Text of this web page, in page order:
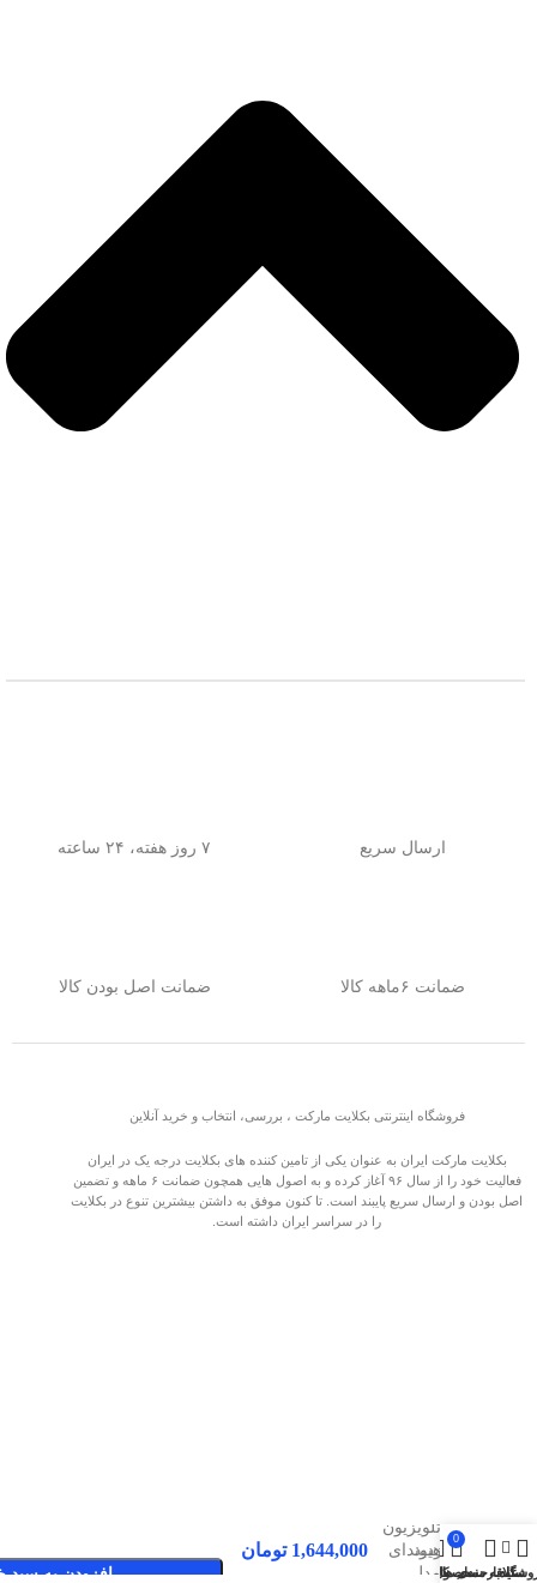
ارسال سریع ۷ روز هفته، ۲۴ ساعته
ضمانت ۶ماهه کالا ضمانت اصل بودن کالا
فروشگاه اینترنتی بکلایت مارکت ، بررسی، انتخاب و خرید آنلاین
بکلایت مارکت ایران به عنوان یکی از تامین کننده های بکلایت درجه یک در ایران
فعالیت خود را از سال ۹۶ آغاز کرده و به اصول هایی همچون ضمانت ۶ ماهه و تضمین
اصل بودن و ارسال سریع پایبند است. تا کنون موفق به داشتن بیشترین تنوع در بکلایت
را در سراسر ایران داشته است.
صفحات پربازدید
تلویزیون
هیوندای
مدل
1,644,000 تومان
افزودن به سبد سایدبار
علاقه مندی ها
0
محصول
حساب کاربری من